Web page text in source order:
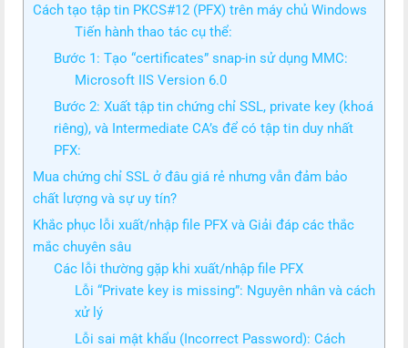
Cách tạo tập tin PKCS#12 (PFX) trên máy chủ Windows
Tiến hành thao tác cụ thể:
Bước 1: Tạo “certificates” snap-in sử dụng MMC:
Microsoft IIS Version 6.0
Bước 2: Xuất tập tin chứng chỉ SSL, private key (khoá
riêng), và Intermediate CA’s để có tập tin duy nhất
PFX:
Mua chứng chỉ SSL ở đâu giá rẻ nhưng vẫn đảm bảo
chất lượng và sự uy tín?
Khắc phục lỗi xuất/nhập file PFX và Giải đáp các thắc
mắc chuyên sâu
Các lỗi thường gặp khi xuất/nhập file PFX
Lỗi “Private key is missing”: Nguyên nhân và cách
xử lý
Lỗi sai mật khẩu (Incorrect Password): Cách